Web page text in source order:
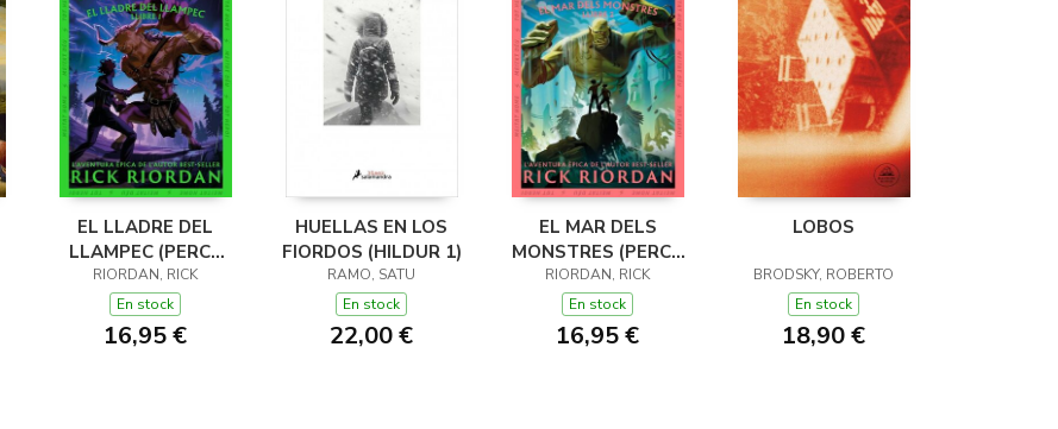
EL LLADRE DEL
LLAMPEC (PERCY
JACKSON I ELS
DÉUS DE L'OLIMP 1)
RIORDAN, RICK
En stock
16,95 €
HUELLAS EN LOS
FIORDOS (HILDUR 1)
RAMO, SATU
En stock
22,00 €
EL MAR DELS
MONSTRES (PERCY
JACKSON I ELS
DÉUS DE L'OLIMP 2)
RIORDAN, RICK
En stock
16,95 €
LOBOS
BRODSKY, ROBERTO
En stock
18,90 €